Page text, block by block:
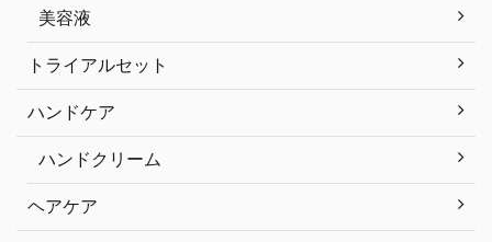
美容液
トライアルセット
ハンドケア
ハンドクリーム
ヘアケア